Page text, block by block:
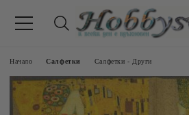
Начало Салфетки Салфетки - Други